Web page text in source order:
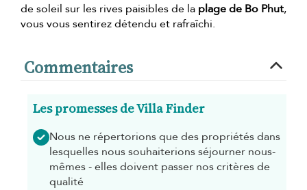
de soleil sur les rives paisibles de la plage de Bo Phut,
vous vous sentirez détendu et rafraîchi.
Commentaires
Les promesses de Villa Finder
Nous ne répertorions que des propriétés dans
lesquelles nous souhaiterions séjourner nous-
mêmes - elles doivent passer nos critères de
qualité